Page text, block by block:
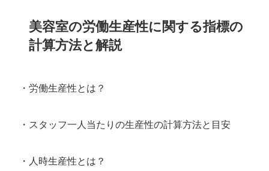
美容室の労働生産性に関する指標の
計算方法と解説
・労働生産性とは？
・スタッフ一人当たりの生産性の計算方法と目安
・人時生産性とは？